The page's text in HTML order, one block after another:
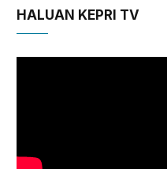
HALUAN KEPRI TV